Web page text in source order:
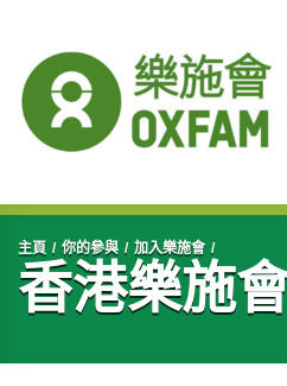
開始主要內容
主頁 你的參與 加入樂施會
香港樂施